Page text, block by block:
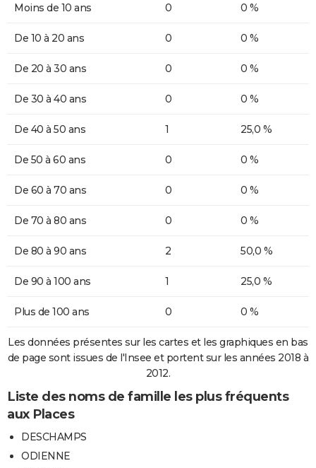
Moins de 10 ans 0 0 %
De 10 à 20 ans 0 0 %
De 20 à 30 ans 0 0 %
De 30 à 40 ans 0 0 %
De 40 à 50 ans 1 25,0 %
De 50 à 60 ans 0 0 %
De 60 à 70 ans 0 0 %
De 70 à 80 ans 0 0 %
De 80 à 90 ans 2 50,0 %
De 90 à 100 ans 1 25,0 %
Plus de 100 ans 0 0 %
Les données présentes sur les cartes et les graphiques en bas
de page sont issues de l'Insee et portent sur les années 2018 à
2012.
Liste des noms de famille les plus fréquents
aux Places
DESCHAMPS
ODIENNE